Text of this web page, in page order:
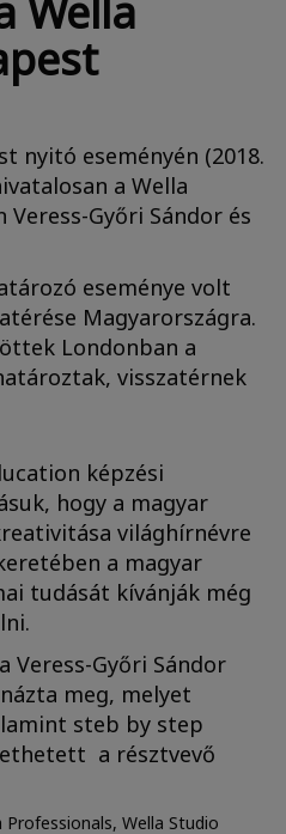
Wella
nyitó eseményén (2018.
a Wella
Győri Sándor és
eseménye volt
Magyarországra.
Londonban a
visszatérnek
képzési
hogy a magyar
világhírnévre
a magyar
tudását kívánják még
Veress-Győri Sándor
meg, melyet
steb by step
a résztvevő